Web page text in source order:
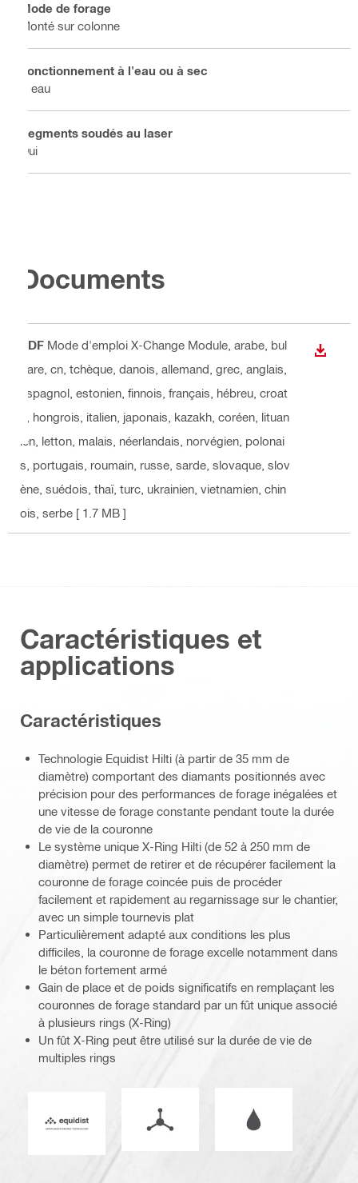
Mode de forage
Monté sur colonne
Fonctionnement à l'eau ou à sec
À eau
Segments soudés au laser
Oui
Documents
PDF Mode d'emploi X-Change Module , arabe, bul
gare, cn, tchèque, danois, allemand, grec, anglais,
espagnol, estonien, finnois, français, hébreu, croat
e, hongrois, italien, japonais, kazakh, coréen, lituan
ien, letton, malais, néerlandais, norvégien, polonai
s, portugais, roumain, russe, sarde, slovaque, slov
ène, suédois, thaï, turc, ukrainien, vietnamien, chin
ois, serbe [ 1.7 MB ]
Caractéristiques et
applications
Caractéristiques
Technologie Equidist Hilti (à partir de 35 mm de
diamètre) comportant des diamants positionnés avec
précision pour des performances de forage inégalées et
une vitesse de forage constante pendant toute la durée
de vie de la couronne
Le système unique X-Ring Hilti (de 52 à 250 mm de
diamètre) permet de retirer et de récupérer facilement la
couronne de forage coincée puis de procéder
facilement et rapidement au regarnissage sur le chantier,
avec un simple tournevis plat
Particulièrement adapté aux conditions les plus
difficiles, la couronne de forage excelle notamment dans
le béton fortement armé
Gain de place et de poids significatifs en remplaçant les
couronnes de forage standard par un fût unique associé
à plusieurs rings (X-Ring)
Un fût X-Ring peut être utilisé sur la durée de vie de
multiples rings